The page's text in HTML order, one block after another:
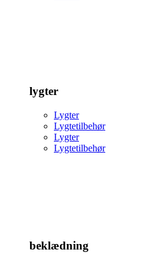
lygter
Lygter
Lygtetilbehør
Lygter
Lygtetilbehør
beklædning